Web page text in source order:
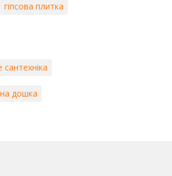
гіпсова плитка
сантехніка
дошка